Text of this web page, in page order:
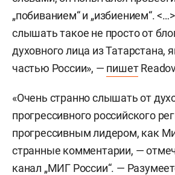
„побиванием“ и „избиением“.
слышать такое не просто от
духовного лица из Татарстана,
частью России», — пишет
«Очень странно слышать от
прогрессивного российского
прогрессивным лидером, как
странные комментарии, —
канал „МИГ России“. —